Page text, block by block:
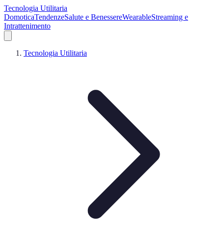
Tecnologia Utilitaria
DomoticaTendenzeSalute e BenessereWearableStreaming e
Intrattenimento
Tecnologia Utilitaria